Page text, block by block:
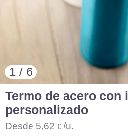
1 / 6
Termo de acero con
personalizado
Desde 5,62 € /u.